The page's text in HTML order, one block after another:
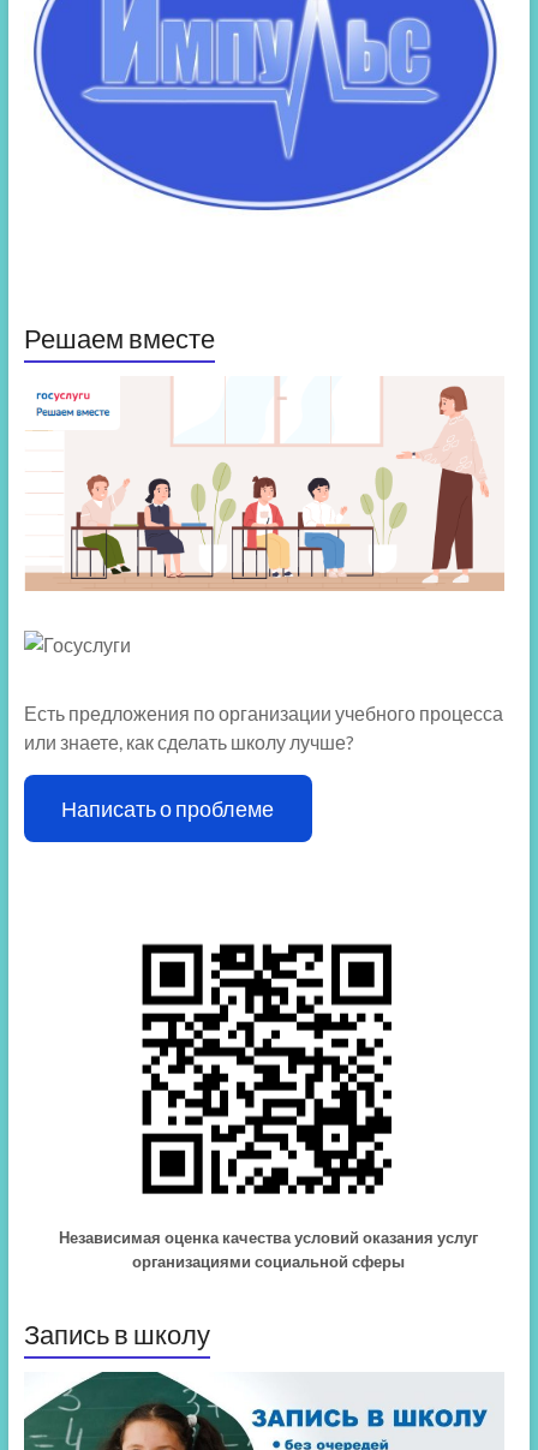
Решаем вместе
Есть предложения по организации учебного процесса
или знаете, как сделать школу лучше?
Написать о проблеме
Независимая оценка качества условий оказания услуг
организациями социальной сферы
Запись в школу